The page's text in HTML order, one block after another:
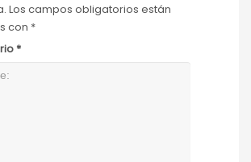
Los campos obligatorios están
con *
*